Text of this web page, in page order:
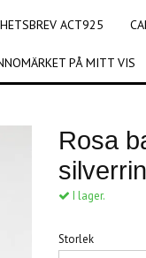
ACT925
PÅ MITT VIS
Rosa
I lager.
Storlek